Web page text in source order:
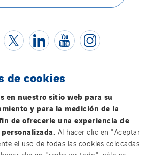
con nosotros
Información legal
de privacidad
de cookies
en nuestro sitio web para su
y para la medición de la
de ofrecerle una experiencia de
Al hacer clic en "Aceptar
el uso de todas las cookies colocadas